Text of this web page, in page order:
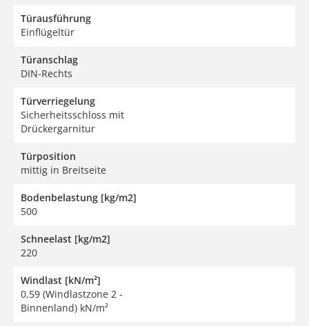
Türausführung
Einflügeltür
Türanschlag
DIN-Rechts
Türverriegelung
Sicherheitsschloss mit
Drückergarnitur
Türposition
mittig in Breitseite
Bodenbelastung [kg/m2]
500
Schneelast [kg/m2]
220
Windlast [kN/m²]
0,59 (Windlastzone 2 -
Binnenland) kN/m²